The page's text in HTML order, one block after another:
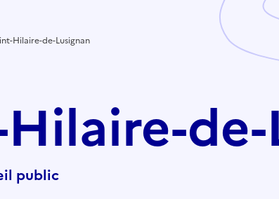
Hilaire-de-Lusignan
public